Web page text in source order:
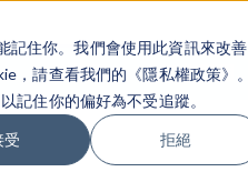
記住你。我們會使用此資訊來改善
，請查看我們的《隱私權政策》。
記住你的偏好為不受追蹤。
受 拒絕
产品 行业应用